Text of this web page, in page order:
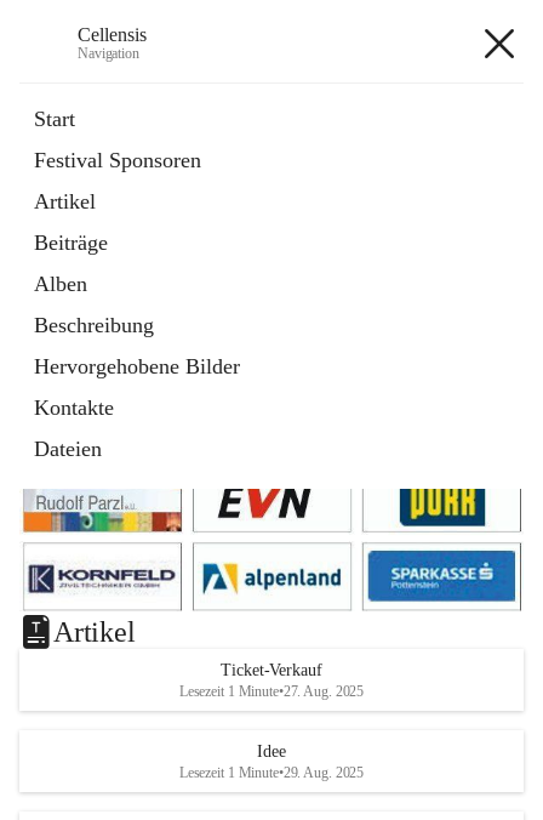
Cellensis
Navigation
Start
Festival Sponsoren
Artikel
Beiträge
Alben
Beschreibung
Hervorgehobene Bilder
Kontakte
Dateien
Festival Sponsoren
Artikel
Ticket-Verkauf
Lesezeit 1 Minute•27. Aug. 2025
Idee
Lesezeit 1 Minute•29. Aug. 2025